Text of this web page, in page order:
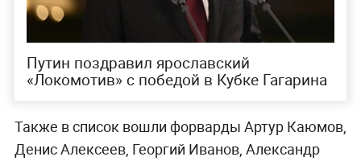
Путин поздравил ярославский
«Локомотив» с победой в Кубке Гагарина
Также в список вошли форварды Артур Каюмов,
Денис Алексеев, Георгий Иванов, Александр